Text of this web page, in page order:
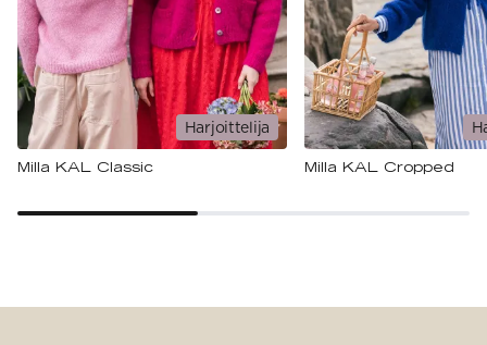
Harjoittelija
Milla KAL Classic Milla KAL Cropped